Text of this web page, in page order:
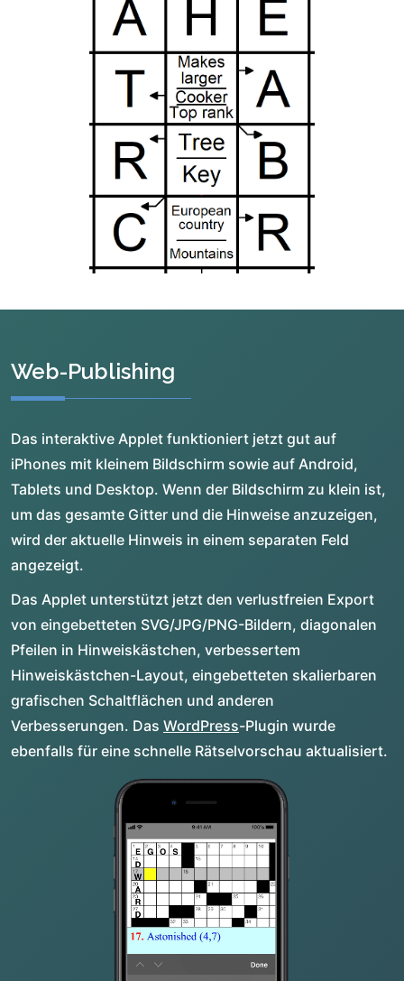
Web-Publishing
Das interaktive Applet funktioniert jetzt gut auf
iPhones mit kleinem Bildschirm sowie auf Android,
Tablets und Desktop. Wenn der Bildschirm zu klein ist,
um das gesamte Gitter und die Hinweise anzuzeigen,
wird der aktuelle Hinweis in einem separaten Feld
angezeigt.
Das Applet unterstützt jetzt den verlustfreien Export
von eingebetteten SVG/JPG/PNG-Bildern, diagonalen
Pfeilen in Hinweiskästchen, verbessertem
Hinweiskästchen-Layout, eingebetteten skalierbaren
grafischen Schaltflächen und anderen
Verbesserungen. Das WordPress-Plugin wurde
ebenfalls für eine schnelle Rätselvorschau aktualisiert.